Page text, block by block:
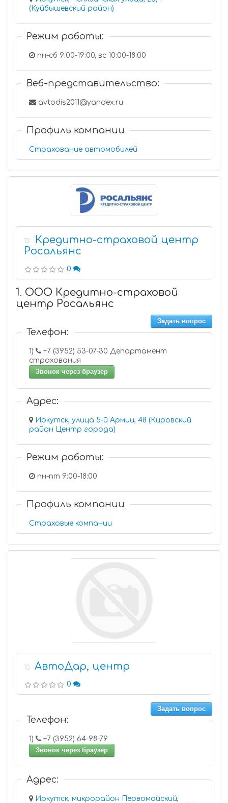
(Куйбышевский район)
Режим работы:
пн-сб 9:00-19:00, вс 10:00-18:00
Веб-представительство:
avtodis2011@yandex.ru
Профиль компании
Страхование автомобилей
12
Кредитно-страховой центр
Росальянс
0
1. ООО Кредитно-страховой
центр Росальянс
Задать вопрос
Телефон:
1)
страхования
Звонок через браузер
Адрес:
Иркутск, улица 5-й Армии, 48 (Кировский
район Центр города)
Режим работы:
пн-пт 9:00-18:00
Профиль компании
Страховые компании
13 АвтоДар, центр
0
Задать вопрос
Телефон:
1)
+7 (3952) 64-98-79
Звонок через браузер
Адрес:
Иркутск, микрорайон Первомайский,